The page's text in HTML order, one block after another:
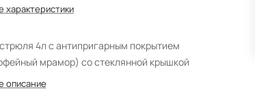
характеристики
4л с антипригарным покрытием
мрамор) со стеклянной крышкой
описание